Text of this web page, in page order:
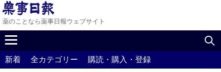
薬のことなら薬事日報ウェブサイト
新着 全カテゴリー 購読・購入・登録